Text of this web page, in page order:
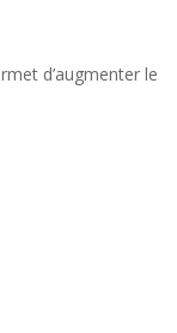
d’augmenter le